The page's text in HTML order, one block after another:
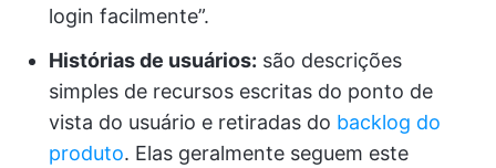
login facilmente”.
Histórias de usuários: são descrições
simples de recursos escritas do ponto de
vista do usuário e retiradas do backlog do
produto. Elas geralmente seguem este